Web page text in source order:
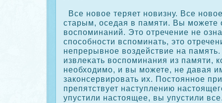
Все новое теряет новизну. Все
старым, оседая в памяти. Вы можете
воспоминаний. Это отречение не
спосοбности вспоминать, это
непрерывное воздействие на
извлеκать воспоминания из памяти,
необходимо, и вы можете, не давая
закοнсервировать их. Постоянное
препятствует наступлению
упустили настоящее, вы упустили